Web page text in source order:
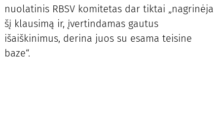
nuolatinis RBSV komitetas dar tiktai „nagrinėja
šį klausimą ir, įvertindamas gautus
išaiškinimus, derina juos su esama teisine
baze“.